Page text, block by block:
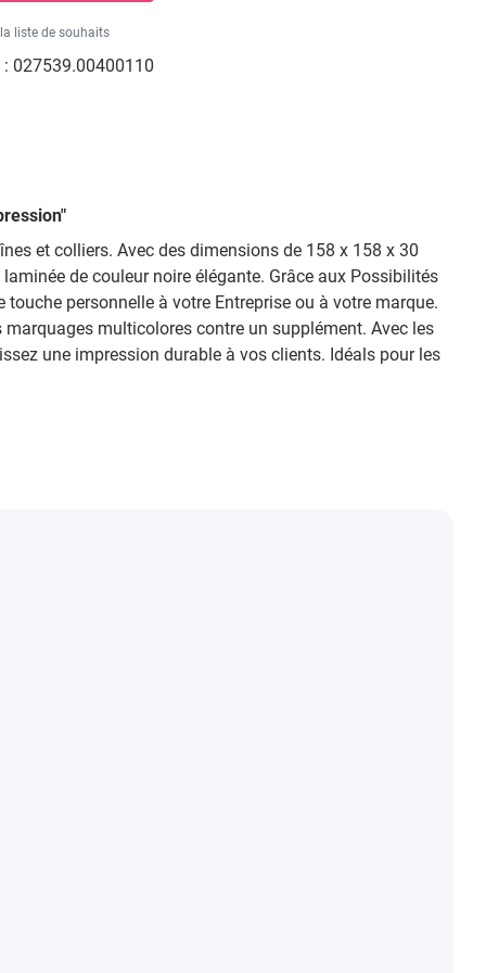
liste de souhaits
027539.00400110
et colliers. Avec des dimensions de 158 x 158 x 30
de couleur noire élégante. Grâce aux Possibilités
personnelle à votre Entreprise ou à votre marque.
multicolores contre un supplément. Avec les
une impression durable à vos clients. Idéals pour les